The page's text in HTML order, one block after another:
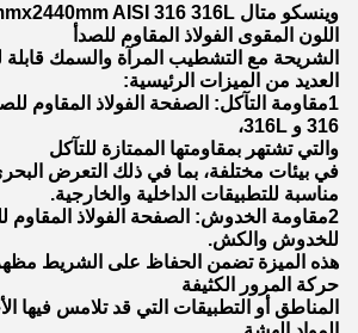
اللون المقوى الفولاذ المقاوم للصدأ
الشريحة مع التشطيب المرآة والسمك
العديد من الميزات الرئيسية:
316 و 316L،
والتي تشتهر بمقاومتها الممتازة للتآكل
في بيئات مختلفة، بما في ذلك التعرض
مناسبة للتطبيقات الداخلية والخارجية.
2مقاومة الخدوش: الصفحة الفولاذ المقاوم
للخدوش والكش.
هذه الميزة تضمن الحفاظ على الشريط
حركة المرور الكثيفة
المناطق أو التطبيقات التي قد تلامس فيها